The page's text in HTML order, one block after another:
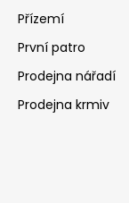
Přízemí
První patro
Prodejna nářadí
Prodejna krmiv